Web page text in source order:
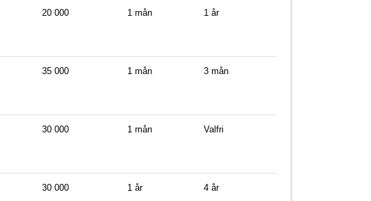
20 000 1 mån 1 år
35 000 1 mån 3 mån
30 000 1 mån Valfri
30 000 1 år 4 år